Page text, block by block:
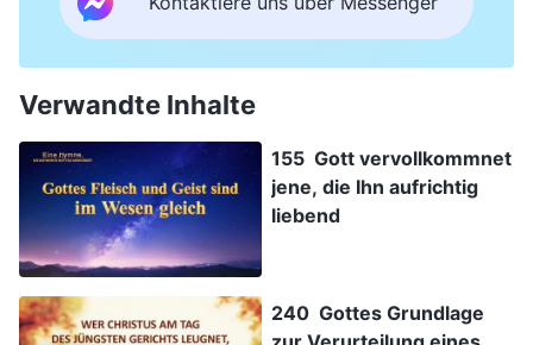
Verwandte Inhalte
155 Gott vervollkommnet
jene, die Ihn aufrichtig
liebend
240 Gottes Grundlage